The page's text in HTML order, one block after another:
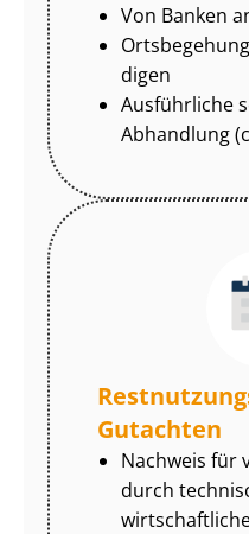
Von Banken
di­gen
Ausführliche
Abhandlung
Gutachten
Nachweis für
durch